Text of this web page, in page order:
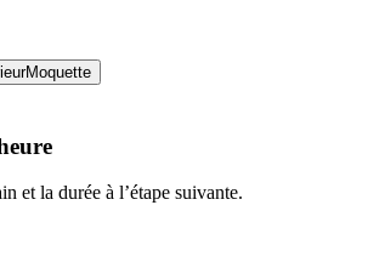
Moquette
et la durée à l’étape suivante.